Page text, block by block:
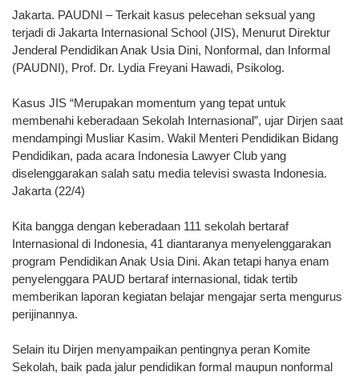
Jakarta. PAUDNI – Terkait kasus pelecehan seksual yang
terjadi di Jakarta Internasional School (JIS), Menurut Direktur
Jenderal Pendidikan Anak Usia Dini, Nonformal, dan Informal
(PAUDNI), Prof. Dr. Lydia Freyani Hawadi, Psikolog.
Kasus JIS “Merupakan momentum yang tepat untuk
membenahi keberadaan Sekolah Internasional”, ujar Dirjen saat
mendampingi Musliar Kasim. Wakil Menteri Pendidikan Bidang
Pendidikan, pada acara Indonesia Lawyer Club yang
diselenggarakan salah satu media televisi swasta Indonesia.
Jakarta (22/4)
Kita bangga dengan keberadaan 111 sekolah bertaraf
Internasional di Indonesia, 41 diantaranya menyelenggarakan
program Pendidikan Anak Usia Dini. Akan tetapi hanya enam
penyelenggara PAUD bertaraf internasional, tidak tertib
memberikan laporan kegiatan belajar mengajar serta mengurus
perijinannya.
Selain itu Dirjen menyampaikan pentingnya peran Komite
Sekolah, baik pada jalur pendidikan formal maupun nonformal